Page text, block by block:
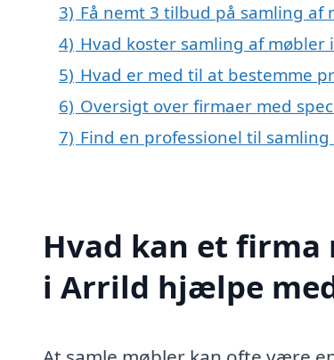
3) Få nemt 3 tilbud på samling
4) Hvad koster samling af møbler
5) Hvad er med til at bestemme
6) Oversigt over firmaer med
7) Find en professionel til
Hvad kan et firma
i Arrild hjælpe